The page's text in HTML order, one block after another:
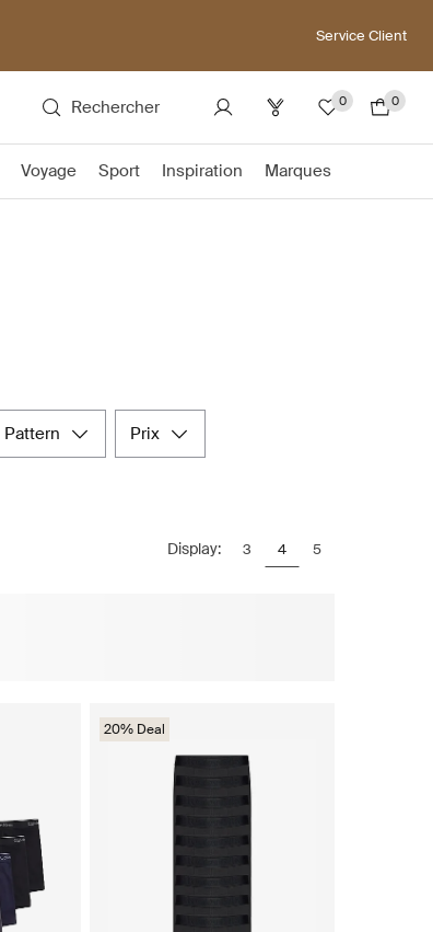
Service Client
Rechercher 0 0
Voyage Sport Inspiration Marques
pattern prix
Display: 3 4 5
20% Deal